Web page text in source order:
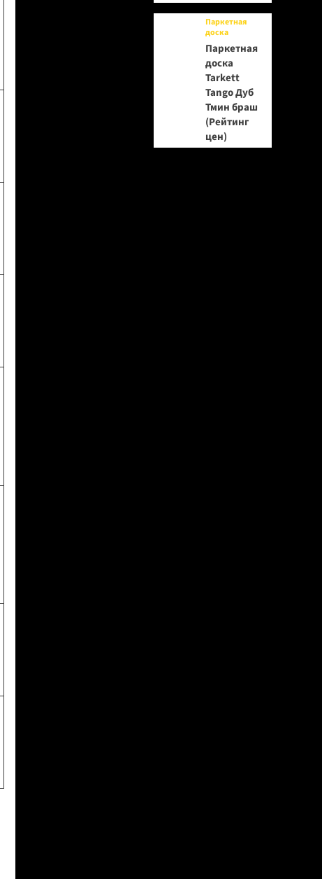
Паркетная
доска
Паркетная
доска
Tarkett
Tango Дуб
Тмин браш
(Рейтинг
цен)